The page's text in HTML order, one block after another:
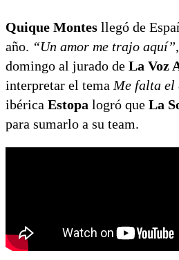
Quique Montes llegó de
año. “Un amor me trajo aquí”
domingo al jurado de La Voz
interpretar el tema Me falta el
ibérica Estopa logró que La
para sumarlo a su team.